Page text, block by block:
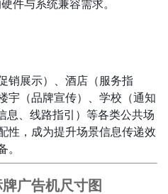
件与系统兼容需求。
销展示）、酒店（服务指
宇（品牌宣传）、学校（通知
息、线路指引）等各类公共场
性，成为提升场景信息传递效
广告机尺寸图